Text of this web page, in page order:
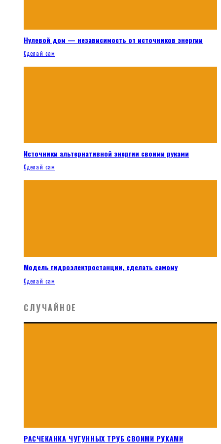
Нулевой дом — независимость от источников энергии
Сделай сам
Источники альтернативной энергии своими руками
Сделай сам
Модель гидроэлектростанции, сделать самому
Сделай сам
СЛУЧАЙНОЕ
РАСЧЕКАНКА ЧУГУННЫХ ТРУБ СВОИМИ РУКАМИ